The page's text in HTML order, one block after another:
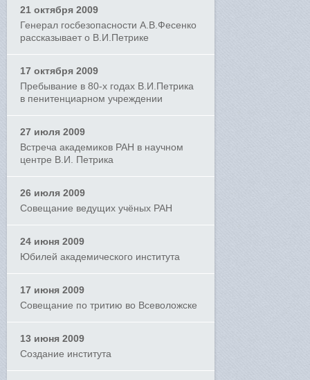
21 октября 2009
Генерал госбезопасности А.В.Фесенко
рассказывает о В.И.Петрике
17 октября 2009
Пребывание в 80-х годах В.И.Петрика
в пенитенциарном учреждении
27 июля 2009
Встреча академиков РАН в научном
центре В.И. Петрика
26 июля 2009
Совещание ведущих учёных РАН
24 июня 2009
Юбилей академического института
17 июня 2009
Совещание по тритию во Всеволожске
13 июня 2009
Создание института